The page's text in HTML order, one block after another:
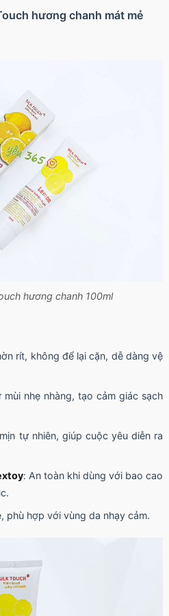
hương chanh mát mẻ
hương chanh 100ml
rít, không để lại cặn, dễ dàng vệ
mùi nhẹ nhàng, tạo cảm giác sạch
tự nhiên, giúp cuộc yêu diễn ra
: An toàn khi dùng với bao cao
phù hợp với vùng da nhạy cảm.